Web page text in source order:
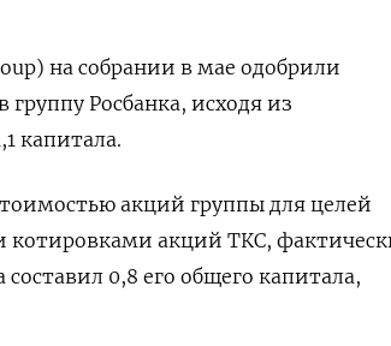
на собрании в мае одобрили
Росбанка, исходя из
капитала.
акций группы для целей
котировками акций ТКС,
0,8 его общего капитала,